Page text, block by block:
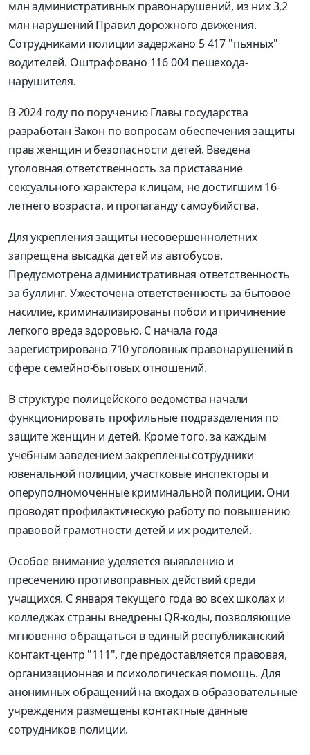
млн административных правонарушений, из них 3,2
млн нарушений Правил дорожного движения.
Сотрудниками полиции задержано 5 417 "пьяных"
водителей. Оштрафовано 116 004 пешехода-
нарушителя.
В 2024 году по поручению Главы государства
разработан Закон по вопросам обеспечения защиты
прав женщин и безопасности детей. Введена
уголовная ответственность за приставание
сексуального характера к лицам, не достигшим 16-
летнего возраста, и пропаганду самоубийства.
Для укрепления защиты несовершеннолетних
запрещена высадка детей из автобусов.
Предусмотрена административная ответственность
за буллинг. Ужесточена ответственность за бытовое
насилие, криминализированы побои и причинение
легкого вреда здоровью. С начала года
зарегистрировано 710 уголовных правонарушений в
сфере семейно-бытовых отношений.
В структуре полицейского ведомства начали
функционировать профильные подразделения по
защите женщин и детей. Кроме того, за каждым
учебным заведением закреплены сотрудники
ювенальной полиции, участковые инспекторы и
оперуполномоченные криминальной полиции. Они
проводят профилактическую работу по повышению
правовой грамотности детей и их родителей.
Особое внимание уделяется выявлению и
пресечению противоправных действий среди
учащихся. С января текущего года во всех школах и
колледжах страны внедрены QR-коды, позволяющие
мгновенно обращаться в единый республиканский
контакт-центр "111", где предоставляется правовая,
организационная и психологическая помощь. Для
анонимных обращений на входах в образовательные
учреждения размещены контактные данные
сотрудников полиции.